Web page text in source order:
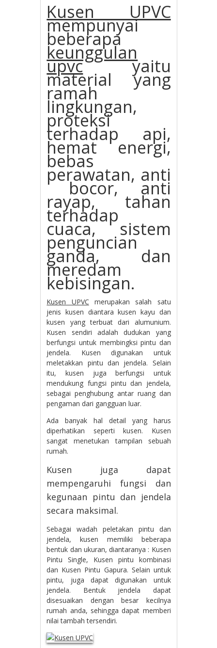
Kusen UPVC
mempunyai
beberapa
keunggulan
upvcyaitu
material yang
ramah
lingkungan,
proteksi
terhadap api,
hemat energi,
bebas
perawatan, anti
bocor, anti
rayap, tahan
terhadap
cuaca, sistem
penguncian
ganda, dan
meredam
kebisingan.
Kusen UPVC merupakan salah satu
jenis kusen diantara kusen kayu dan
kusen yang terbuat dari alumunium.
Kusen sendiri adalah dudukan yang
berfungsi untuk membingksi pintu dan
jendela. Kusen digunakan untuk
meletakkan pintu dan jendela. Selain
itu, kusen juga berfungsi untuk
mendukung fungsi pintu dan jendela,
sebagai penghubung antar ruang dan
pengaman dari gangguan luar.
Ada banyak hal detail yang harus
diperhatikan seperti kusen. Kusen
sangat menetukan tampilan sebuah
rumah.
Kusen juga dapat
mempengaruhi fungsi dan
kegunaan pintu dan jendela
secara maksimal.
Sebagai wadah peletakan pintu dan
jendela, kusen memiliki beberapa
bentuk dan ukuran, diantaranya : Kusen
Pintu Single, Kusen pintu kombinasi
dan Kusen Pintu Gapura. Selain untuk
pintu, juga dapat digunakan untuk
jendela. Bentuk jendela dapat
disesuaikan dengan besar kecilnya
rumah anda, sehingga dapat memberi
nilai tambah tersendiri.